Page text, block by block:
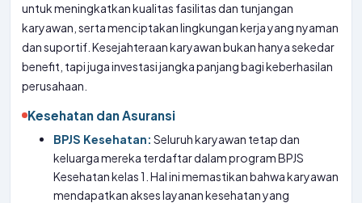
untuk meningkatkan kualitas fasilitas dan tunjangan
karyawan, serta menciptakan lingkungan kerja yang nyaman
dan suportif. Kesejahteraan karyawan bukan hanya sekedar
benefit, tapi juga investasi jangka panjang bagi keberhasilan
perusahaan.
Kesehatan dan Asuransi
BPJS Kesehatan: Seluruh karyawan tetap dan
keluarga mereka terdaftar dalam program BPJS
Kesehatan kelas 1. Hal ini memastikan bahwa karyawan
mendapatkan akses layanan kesehatan yang